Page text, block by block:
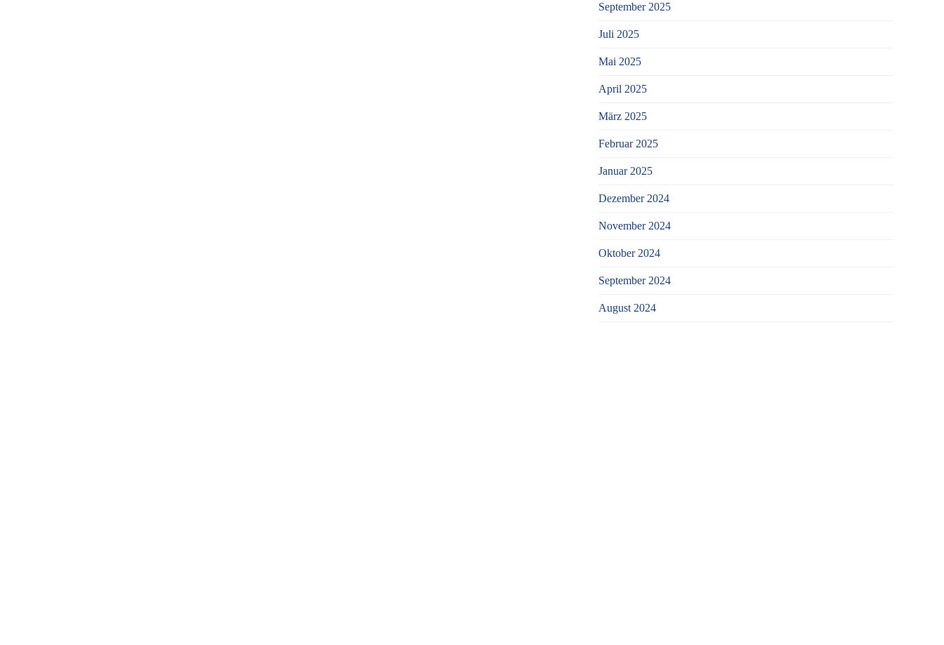
September 2025
Juli 2025
Mai 2025
April 2025
März 2025
Februar 2025
Januar 2025
Dezember 2024
November 2024
Oktober 2024
September 2024
August 2024